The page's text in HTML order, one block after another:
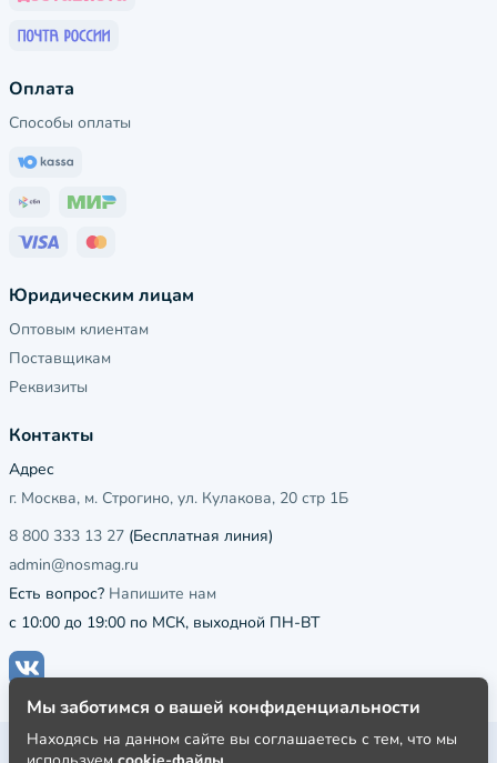
Оплата
Способы оплаты
Юридическим лицам
Оптовым клиентам
Поставщикам
Реквизиты
Контакты
Адрес
г. Москва, м. Строгино, ул. Кулакова, 20 стр 1Б
8 800 333 13 27 (Бесплатная линия)
admin@nosmag.ru
Есть вопрос? Напишите нам
с 10:00 до 19:00 по МСК, выходной ПН-ВТ
Публичная оферта
Мы заботимся о вашей конфиденциальности
Находясь на данном сайте вы соглашаетесь с тем, что мы